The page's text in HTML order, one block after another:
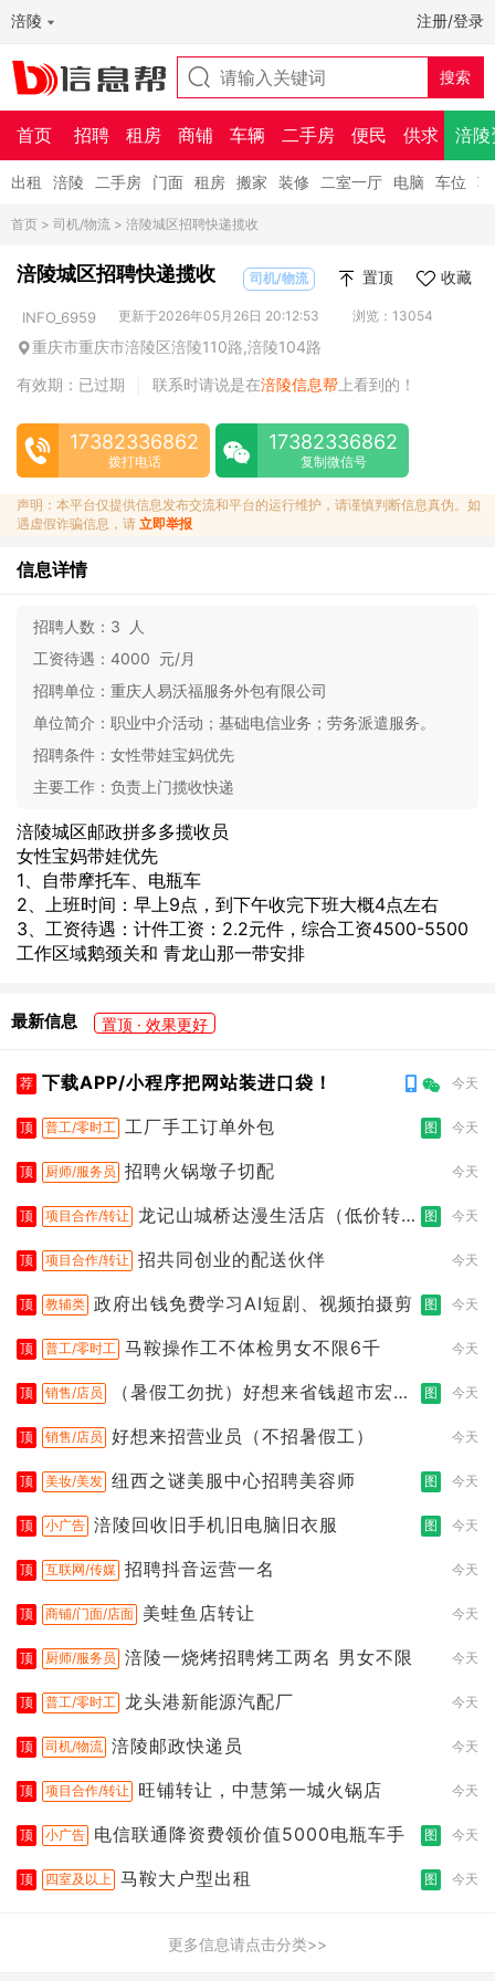
涪陵 注册/登录
首页 招聘 租房 商铺 车辆 二手房 便民 供求 涪陵
出租 涪陵 二手房 门面 租房 搬家 装修 二室一厅 电脑 车位
首页 > 司机/物流 > 涪陵城区招聘快递揽收
涪陵城区招聘快递揽收 司机/物流 置顶 收藏
INFO_6959 更新于2026年05月26日 20:12:53 浏览：13054
重庆市重庆市涪陵区涪陵110路,涪陵104路
有效期：已过期
联系时请说是在涪陵信息帮 上看到的！
17382336862
拨打电话
17382336862
复制微信号
声明：本平台仅提供信息发布交流和平台的运行维护，请谨慎判断信息真伪。如
遇虚假诈骗信息，请 立即举报
信息详情
招聘人数： 3 人
工资待遇： 4000 元/月
招聘单位： 重庆人易沃福服务外包有限公司
单位简介： 职业中介活动；基础电信业务；劳务派遣服务。
招聘条件： 女性带娃宝妈优先
主要工作： 负责上门揽收快递
涪陵城区邮政拼多多揽收员
女性宝妈带娃优先
1、自带摩托车、电瓶车
2、上班时间：早上9点，到下午收完下班大概4点左右
3、工资待遇：计件工资：2.2元件，综合工资4500-5500
工作区域鹅颈关和 青龙山那一带安排
最新信息 置顶 · 效果更好
荐 下载APP/小程序把网站装进口袋！ 今天
顶 普工/零时工 工厂手工订单外包 图 今天
顶 厨师/服务员 招聘火锅墩子切配 今天
顶 项目合作/转让 龙记山城桥达漫生活店（低价转
图 今天
顶 项目合作/转让 招共同创业的配送伙伴 今天
顶 教辅类 政府出钱免费学习AI短剧、视频拍摄剪 图 今天
顶 普工/零时工 马鞍操作工不体检男女不限6千 今天
顶 销售/店员
（暑假工勿扰）好想来省钱超市宏声
图 今天
顶 销售/店员 好想来招营业员（不招暑假工） 今天
顶 美妆/美发 纽西之谜美服中心招聘美容师 图 今天
顶 小广告 涪陵回收旧手机旧电脑旧衣服 图 今天
顶 互联网/传媒 招聘抖音运营一名 今天
顶 商铺/门面/店面 美蛙鱼店转让 今天
顶 厨师/服务员 涪陵一烧烤招聘烤工两名 男女不限 今天
顶 普工/零时工 龙头港新能源汽配厂 今天
顶 司机/物流 涪陵邮政快递员 今天
顶 项目合作/转让 旺铺转让，中慧第一城火锅店 今天
顶 小广告 电信联通降资费领价值5000电瓶车手 图 今天
顶 四室及以上 马鞍大户型出租 图 今天
更多信息请点击分类>>